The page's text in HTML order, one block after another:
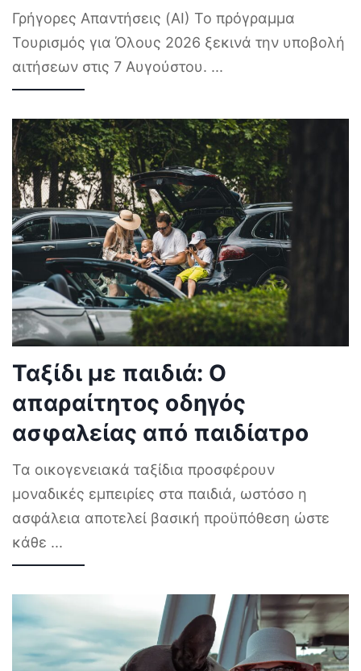
Γρήγορες Απαντήσεις (AI) Το πρόγραμμα
Τουρισμός για Όλους 2026 ξεκινά την υποβολή
αιτήσεων στις 7 Αυγούστου. ...
Ταξίδι με παιδιά: Ο
απαραίτητος οδηγός
ασφαλείας από παιδίατρο
Τα οικογενειακά ταξίδια προσφέρουν
μοναδικές εμπειρίες στα παιδιά, ωστόσο η
ασφάλεια αποτελεί βασική προϋπόθεση ώστε
κάθε ...